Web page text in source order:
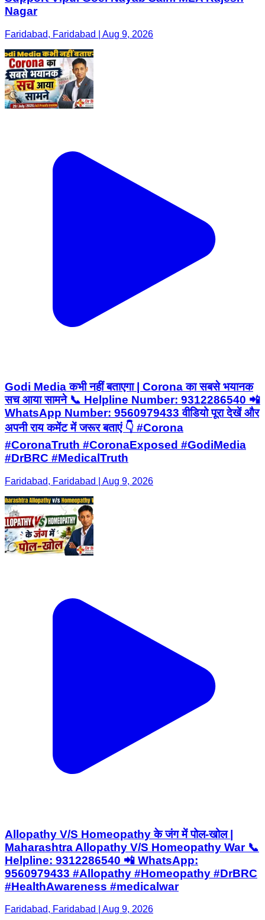
Nagar
Faridabad, Faridabad | Aug 9, 2026
Godi Media कभी नहीं बताएगा | Corona का सबसे भयानक
सच आया सामने 📞 Helpline Number: 9312286540 📲
WhatsApp Number: 9560979433 वीडियो पूरा देखें और
अपनी राय कमेंट में जरूर बताएं 👇 #Corona
#CoronaTruth #CoronaExposed #GodiMedia
#DrBRC #MedicalTruth
Faridabad, Faridabad | Aug 9, 2026
Allopathy V/S Homeopathy के जंग में पोल-खोल |
Maharashtra Allopathy V/S Homeopathy War 📞
Helpline: 9312286540 📲 WhatsApp:
9560979433 #Allopathy #Homeopathy #DrBRC
#HealthAwareness #medicalwar
Faridabad, Faridabad | Aug 9, 2026